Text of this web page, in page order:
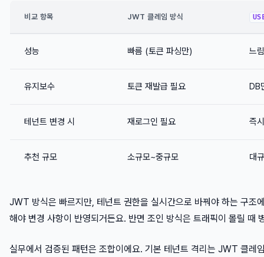
비교 항목 JWT 클레임 방식
성능 빠름 (토큰 파싱만) 느
유지보수 토큰 재발급 필요 DB
테넌트 변경 시 재로그인 필요 즉
추천 규모 소규모~중규모 대
JWT 방식은 빠르지만, 테넌트 권한을 실시간으로 바꿔야 하는 구조
해야 변경 사항이 반영되거든요. 반면 조인 방식은 트래픽이 몰릴 때
실무에서 검증된 패턴은 조합이에요. 기본 테넌트 격리는 JWT 클레